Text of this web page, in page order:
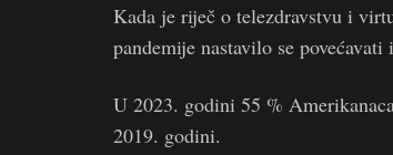
Kada je riječ o telezdravstvu i
pandemije nastavilo se
U 2023. godini 55 %
2019. godini.